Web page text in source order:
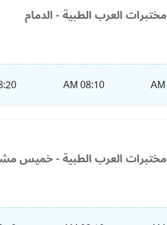
مختبرات العرب الطبية - الدمام
08:10 AM
AM
مختبرات العرب الطبية - خميس